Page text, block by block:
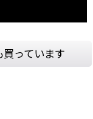
っています